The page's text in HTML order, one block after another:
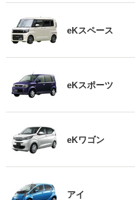
eKスペース
eKスポーツ
eKワゴン
アイ